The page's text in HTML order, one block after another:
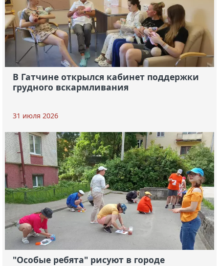
В Гатчине открылся кабинет поддержки
грудного вскармливания
31 июля 2026
"Особые ребята" рисуют в городе